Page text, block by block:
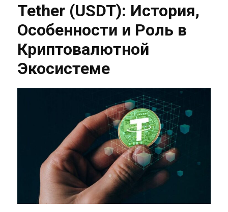
Tether (USDT): История,
Особенности и Роль в
Криптовалютной
Экосистеме